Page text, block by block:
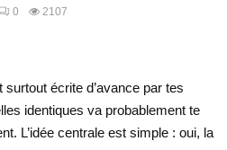
0 2107
écrite d’avance par tes
identiques va probablement te
L’idée centrale est simple : oui, la